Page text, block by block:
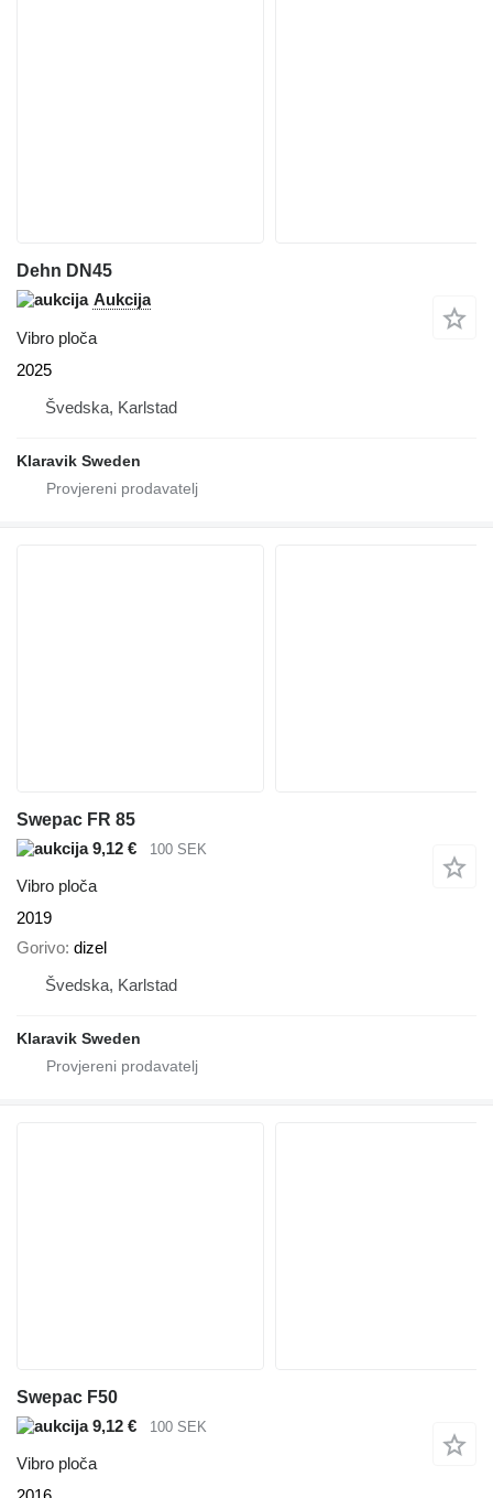
Dehn DN45
Aukcija
Vibro ploča
2025
Švedska, Karlstad
Klaravik Sweden
Swepac FR 85
9,12 €
100 SEK
Vibro ploča
2019
Gorivo dizel
Švedska, Karlstad
Klaravik Sweden
Swepac F50
9,12 €
100 SEK
Vibro ploča